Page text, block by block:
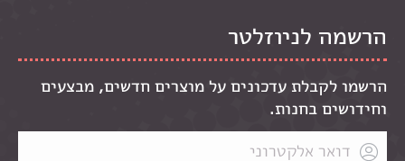
הרשמה לניוזלטר
הרשמו לקבלת עדכונים על מוצרים חדשים, מבצעים
וחידושים בחנות.